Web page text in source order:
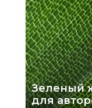
Зеленый
для